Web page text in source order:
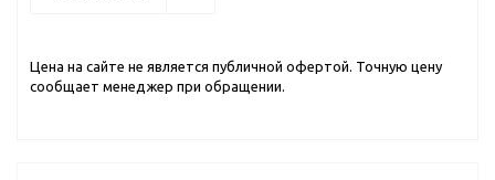
Цена на сайте не является публичной офертой. Точную цену
сообщает менеджер при обращении.